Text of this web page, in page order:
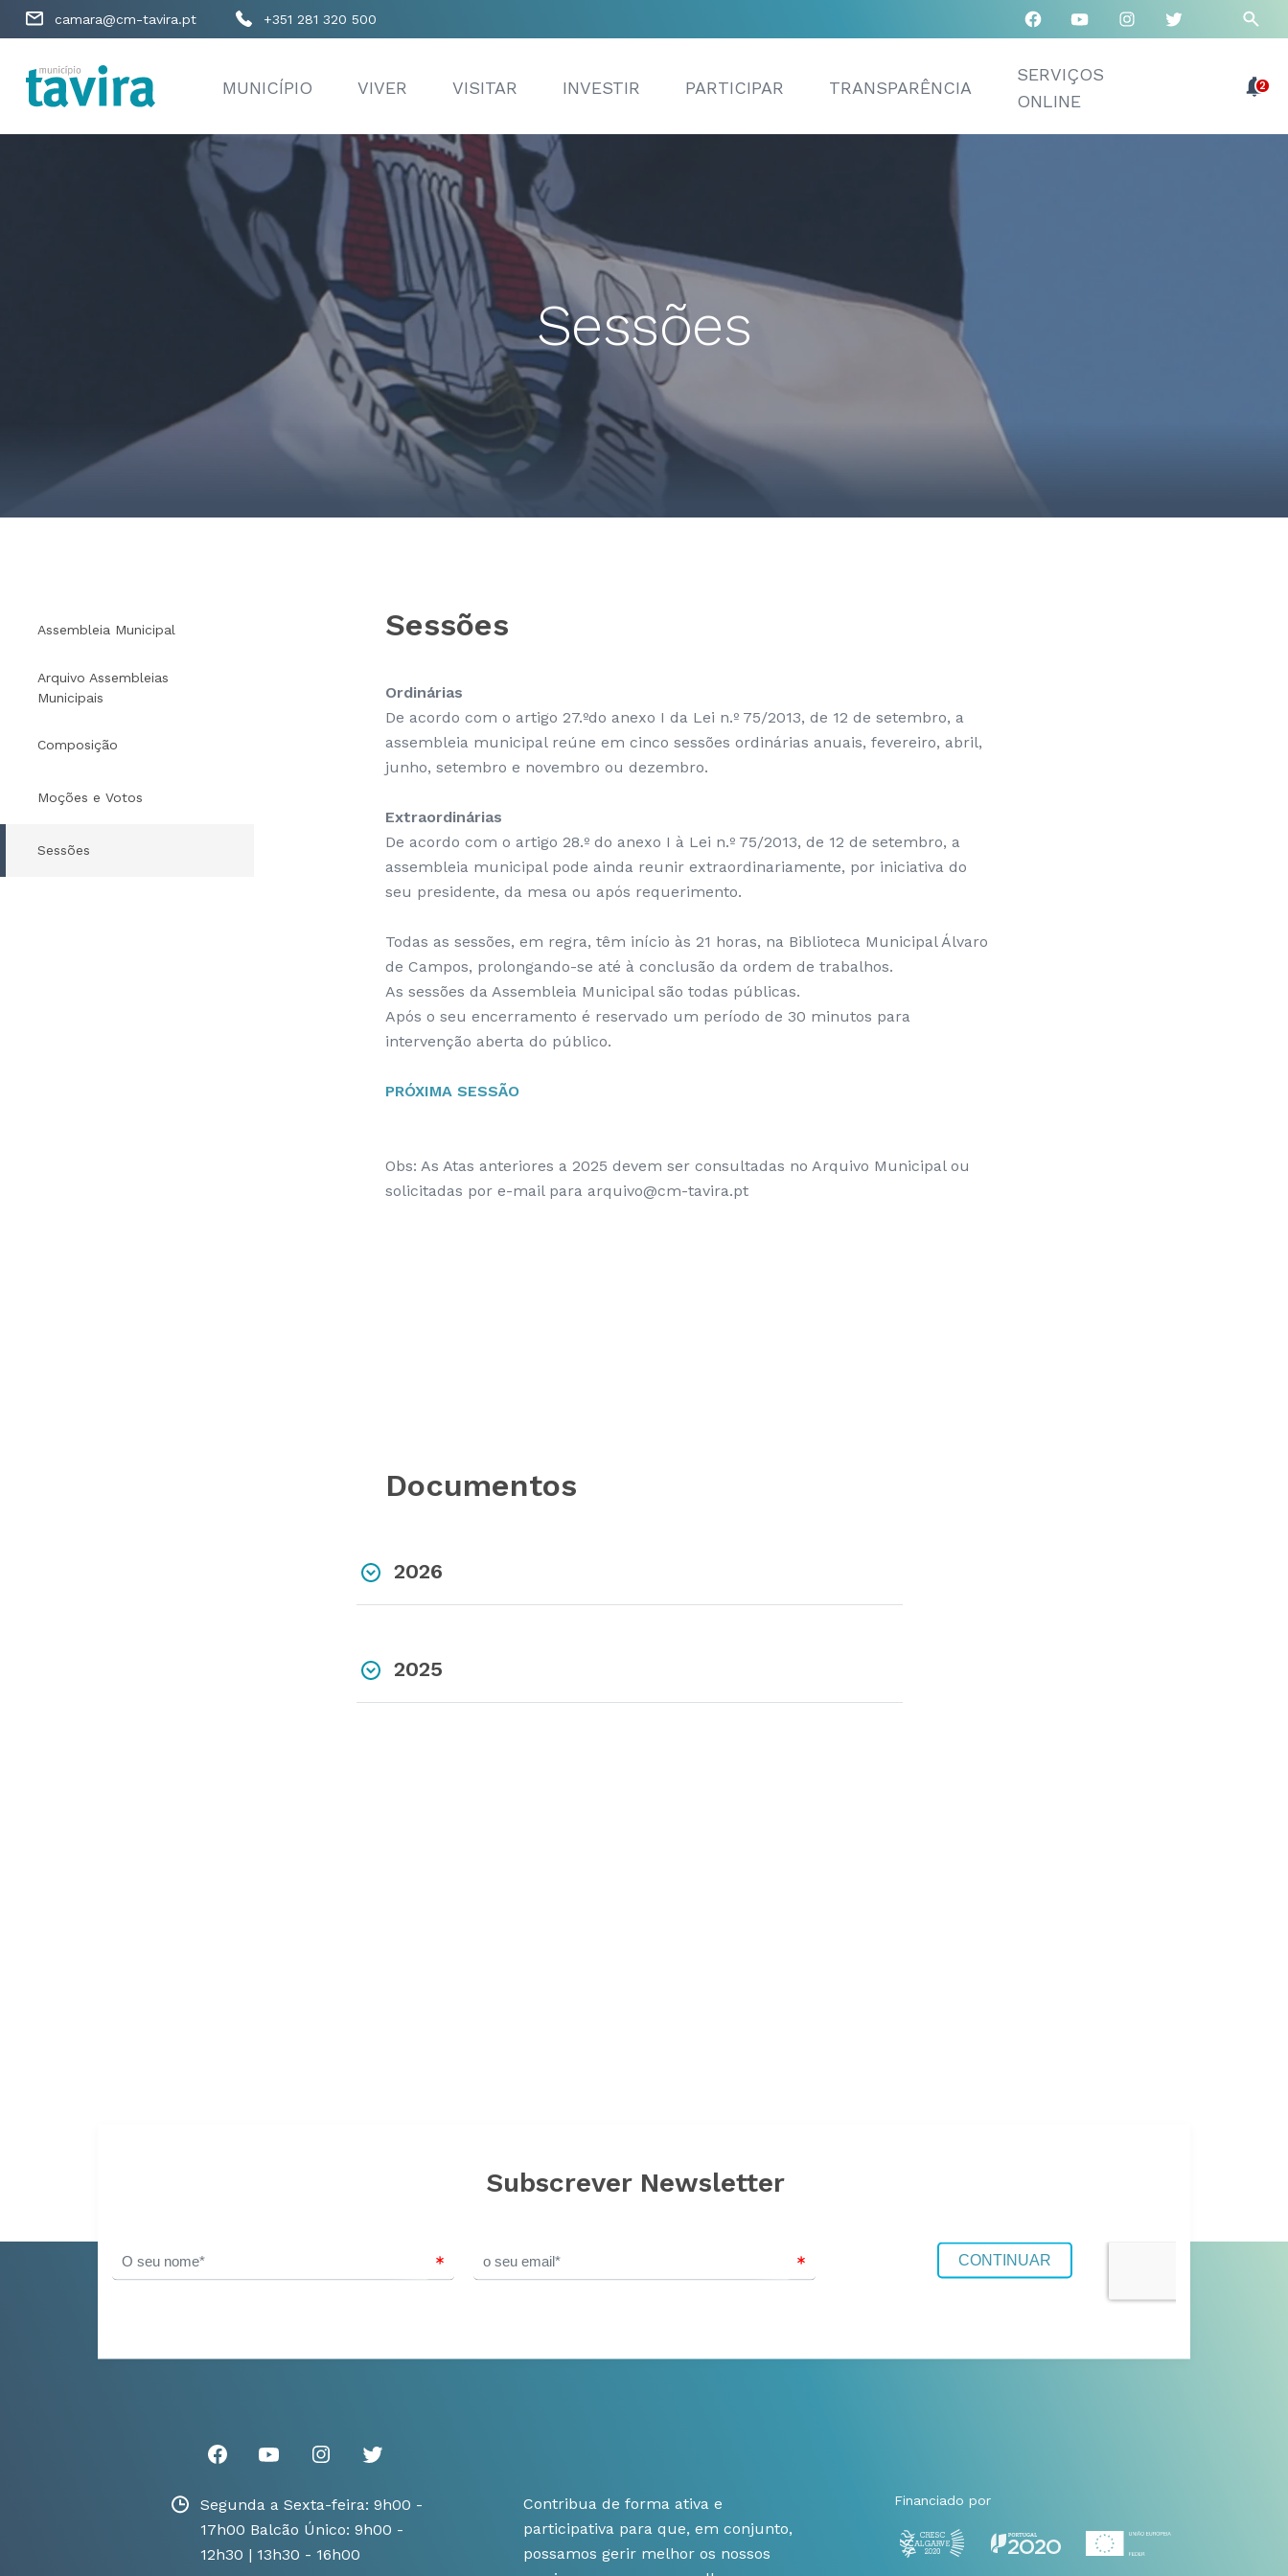
camara@cm-tavira.pt +351 281 320 500
MUNICÍPIO VIVER VISITAR INVESTIR PARTICIPAR TRANSPARÊNCIA
SERVIÇOS
ONLINE
2
Sessões
Assembleia Municipal
Arquivo Assembleias
Municipais
Composição
Moções e Votos
Sessões
Sessões
Ordinárias
De acordo com o artigo 27.ºdo anexo I da Lei n.º 75/2013, de 12 de setembro, a
assembleia municipal reúne em cinco sessões ordinárias anuais, fevereiro, abril,
junho, setembro e novembro ou dezembro.
Extraordinárias
De acordo com o artigo 28.º do anexo I à Lei n.º 75/2013, de 12 de setembro, a
assembleia municipal pode ainda reunir extraordinariamente, por iniciativa do
seu presidente, da mesa ou após requerimento.
Todas as sessões, em regra, têm início às 21 horas, na Biblioteca Municipal Álvaro
de Campos, prolongando-se até à conclusão da ordem de trabalhos.
As sessões da Assembleia Municipal são todas públicas.
Após o seu encerramento é reservado um período de 30 minutos para
intervenção aberta do público.
PRÓXIMA SESSÃO
Obs: As Atas anteriores a 2025 devem ser consultadas no Arquivo Municipal ou
solicitadas por e-mail para arquivo@cm-tavira.pt
Documentos
2026
2025
Subscrever Newsletter
Segunda a Sexta-feira: 9h00 -
17h00 Balcão Único: 9h00 -
12h30 | 13h30 - 16h00
Contribua de forma ativa e
participativa para que, em conjunto,
possamos gerir melhor os nossos
Financiado por